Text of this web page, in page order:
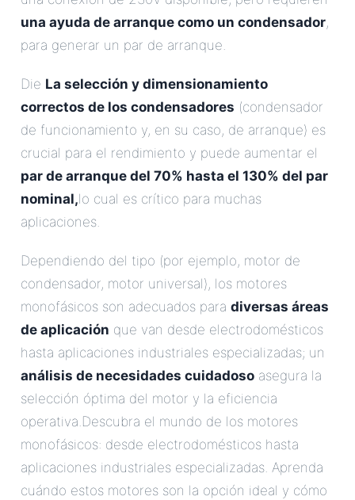
una ayuda de arranque como un condensador,
para generar un par de arranque.
Die La selección y dimensionamiento
correctos de los condensadores (condensador
de funcionamiento y, en su caso, de arranque) es
crucial para el rendimiento y puede aumentar el
par de arranque del 70% hasta el 130% del par
nominal,lo cual es crítico para muchas
aplicaciones.
Dependiendo del tipo (por ejemplo, motor de
condensador, motor universal), los motores
monofásicos son adecuados para diversas áreas
de aplicación que van desde electrodomésticos
hasta aplicaciones industriales especializadas; un
análisis de necesidades cuidadoso asegura la
selección óptima del motor y la eficiencia
operativa.Descubra el mundo de los motores
monofásicos: desde electrodomésticos hasta
aplicaciones industriales especializadas. Aprenda
cuándo estos motores son la opción ideal y cómo